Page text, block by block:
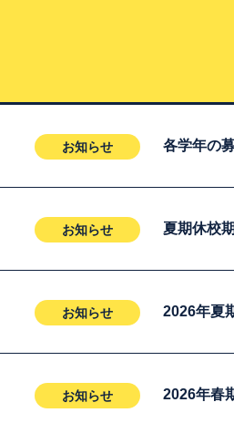
お知らせ 各学年の
お知らせ 夏期休校
お知らせ 2026年夏
お知らせ 2026年春